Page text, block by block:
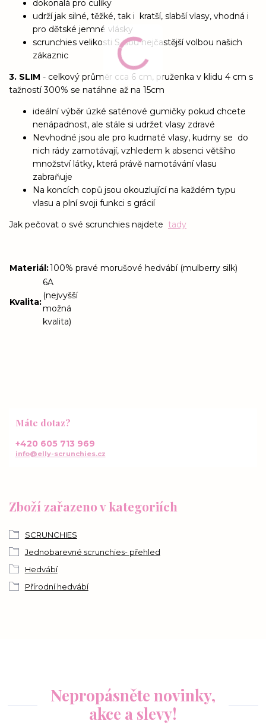
dokonalá pro culíky
udrží jak silné, těžké, tak i kratší, slabší vlasy, vhodná i
pro dětské jemné vlásky
scrunchies velikosti S jsou nejčastější volbou našich
zákaznic
3. SLIM - celkový průměr cca 6 cm, pruženka v klidu 4 cm s
tažností 300% se natáhne až na 15cm
ideální výběr úzké saténové gumičky pokud chcete
nenápadnost, ale stále si udržet vlasy zdravé
Nevhodné jsou ale pro kudrnaté vlasy, kudrny se do
nich rády zamotávají, vzhledem k absenci většího
množství látky, která právě namotávání vlasu
zabraňuje
Na koncích copů jsou okouzlující na každém typu
vlasu a plní svoji funkci s grácií
Jak pečovat o své scrunchies najdete tady
Materiál :100% pravé morušové hedvábí (mulberry silk)
Kvalita:
6A
(nejvyšší
možná
kvalita)
Zboží zařazeno v kategoriích
SCRUNCHIES
Jednobarevné scrunchies- přehled
Hedvábí
Přírodní hedvábí
Máte dotaz?
+420 605 713 969
info@elly-scrunchies.cz
Nepropásněte novinky,
akce a slevy!